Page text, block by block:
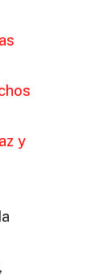
y